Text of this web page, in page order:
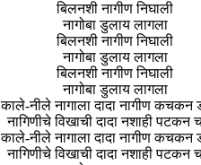
बिलनशी नागीण निघाली
नागोबा डुलाय लागला
बिलनशी नागीण निघाली
नागोबा डुलाय लागला
बिलनशी नागीण निघाली
नागोबा डुलाय लागला
काले-नीले नागाला दादा नागीण कचकन
नागिणीचे विखाची दादा नशाही पटकन
काले-नीले नागाला दादा नागीण कचकन
नागिणीचे विखाची दादा नशाही पटकन